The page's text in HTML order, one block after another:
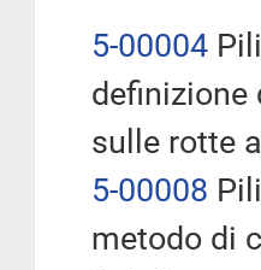
5-00004
definizione
sulle rotte
5-00008
metodo di